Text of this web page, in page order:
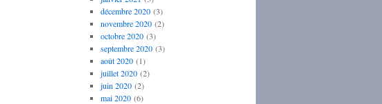
décembre 2020(3)
novembre 2020(2)
octobre 2020(3)
septembre 2020(3)
août 2020(1)
juillet 2020(2)
juin 2020(2)
mai 2020(6)